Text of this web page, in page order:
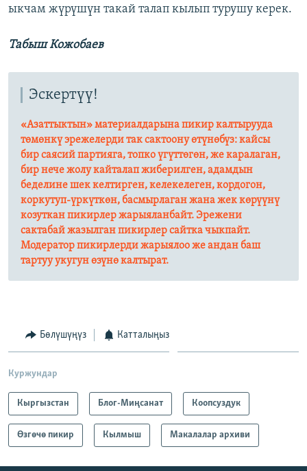
ыкчам жүрүшүн такай талап кылып турушу керек.
Табыш Кожобаев
Эскертүү!
«Азаттыктын» материалдарына пикир калтырууда
төмөнкү эрежелерди так сактоону өтүнөбүз: кайсы
бир саясий партияга, топко үгүттөгөн, же каралаган,
бир нече жолу кайталап жиберилген, адамдын
беделине шек келтирген, келекелеген, кордогон,
коркутуп-үркүткөн, басмырлаган жана жек көрүүнү
козуткан пикирлер жарыяланбайт. Эрежени
сактабай жазылган пикирлер сайтка чыкпайт.
Модератор пикирлерди жарыялоо же андан баш
тартуу укугун өзүнө калтырат.​
Бөлүшүңүз Катталыңыз
Куржундар
Кыргызстан Блог-Миңсанат Коопсуздук
Өзгөчө пикир Кылмыш Макалалар архиви